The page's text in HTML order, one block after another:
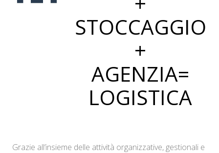
STOCCAGGIO
+
AGENZIA=
LOGISTICA
Grazie all’insieme delle attività organizzative, gestionali e